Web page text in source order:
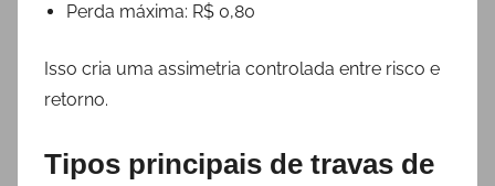
Perda máxima: R$ 0,80
Isso cria uma assimetria controlada entre risco e
retorno.
Tipos principais de travas de